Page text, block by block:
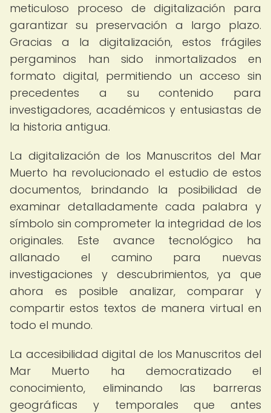
meticuloso proceso de digitalización para
garantizar su preservación a largo plazo.
Gracias a la digitalización, estos frágiles
pergaminos han sido inmortalizados en
formato digital, permitiendo un acceso sin
precedentes a su contenido para
investigadores, académicos y entusiastas de
la historia antigua.
La digitalización de los Manuscritos del Mar
Muerto ha revolucionado el estudio de estos
documentos, brindando la posibilidad de
examinar detalladamente cada palabra y
símbolo sin comprometer la integridad de los
originales. Este avance tecnológico ha
allanado el camino para nuevas
investigaciones y descubrimientos, ya que
ahora es posible analizar, comparar y
compartir estos textos de manera virtual en
todo el mundo.
La accesibilidad digital de los Manuscritos del
Mar Muerto ha democratizado el
conocimiento, eliminando las barreras
geográficas y temporales que antes